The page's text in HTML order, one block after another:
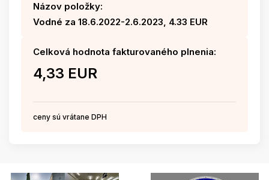
Názov položky:
Vodné za 18.6.2022-2.6.2023, 4.33 EUR
Celková hodnota fakturovaného plnenia:
4,33 EUR
ceny sú vrátane DPH